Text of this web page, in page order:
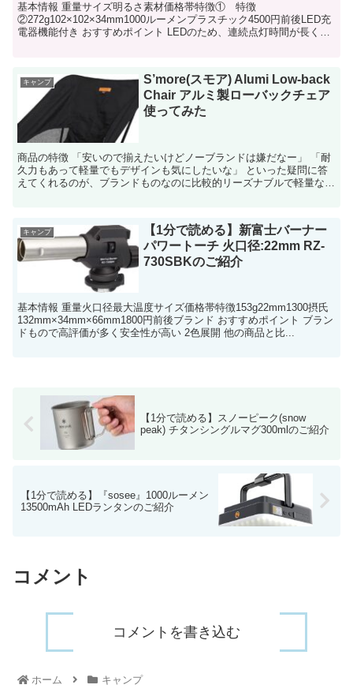
基本情報 重量サイズ明るさ素材価格帯特徴① 特徴
②272g102×102×34mm1000ルーメンプラスチック4500円前後LED充
電器機能付き おすすめポイント LEDのため、連続点灯時間が長く
キャンプ
S’more(スモア) Alumi Low-back
Chair アルミ製ローバックチェア
使ってみた
商品の特徴 「安いので揃えたいけどノーブランドは嫌だなー」 「耐
久力もあって軽量でもデザインも気にしたいな」 といった疑問に答
えてくれるのが、ブランドものなのに比較的リーズナブルで軽量なこ
キャンプ
【1分で読める】新富士バーナー
パワートーチ 火口径:22mm RZ-
730SBKのご紹介
基本情報 重量火口径最大温度サイズ価格帯特徴153g22mm1300摂氏
132mm×34mm×66mm1800円前後ブランド おすすめポイント ブラン
ドもので高評価が多く安全性が高い 2色展開 他の商品と比...
【1分で読める】スノーピーク(snow
peak) チタンシングルマグ300mlのご紹介
【1分で読める】『sosee』1000ルーメン
13500mAh LEDランタンのご紹介
コメント
コメントを書き込む
ホーム キャンプ